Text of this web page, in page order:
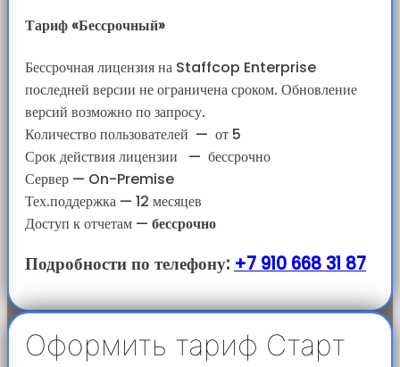
Тариф «Бессрочный»
Бессрочная лицензия на Staffcop Enterprise
последней версии не ограничена сроком. Обновление
версий возможно по запросу.
Количество пользователей — от 5
Срок действия лицензии
— бессрочно
Сервер — On-Premise
Тех.поддержка — 12 месяцев
Доступ к отчетам — бессрочно
Подробности по телефону: +7 910 668 31 87
Оформить тариф Старт